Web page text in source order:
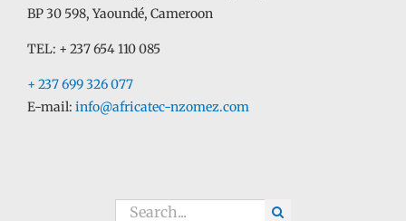
BP 30 598, Yaoundé, Cameroon
​TEL: + 237 654 110 085
+ 237 699 326 077
E-mail: info@africatec-nzomez.com
Search